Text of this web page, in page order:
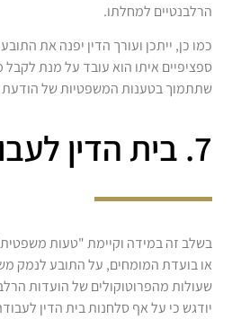
הרלבנטיים למחלתו.
כמו כן, ייתכן ועורך הדין יפנה את
ספציפיים איתו הוא עובד על מנת
שתתמוך בטענות המשפטיות של
7. בית הדין לעבודה
בשלב זה במידה וקיימת "טעות
או בועדת המומחים, על התובע לנמק
שעולות מהפרוטוקולים של הועדות
יודגש כי על אף סלחנות בית הדין